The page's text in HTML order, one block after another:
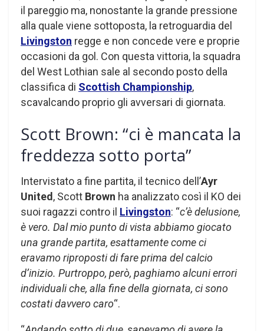
il pareggio ma, nonostante la grande pressione
alla quale viene sottoposta, la retroguardia del
Livingston regge e non concede vere e proprie
occasioni da gol. Con questa vittoria, la squadra
del West Lothian sale al secondo posto della
classifica di Scottish Championship,
scavalcando proprio gli avversari di giornata.
Scott Brown: “ci è mancata la
freddezza sotto porta”
Intervistato a fine partita, il tecnico dell’Ayr
United, Scott Brown ha analizzato così il KO dei
suoi ragazzi contro il Livingston: “c’è delusione,
è vero. Dal mio punto di vista abbiamo giocato
una grande partita, esattamente come ci
eravamo riproposti di fare prima del calcio
d’inizio. Purtroppo, però, paghiamo alcuni errori
individuali che, alla fine della giornata, ci sono
costati davvero caro“.